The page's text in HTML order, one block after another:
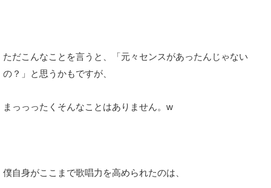
ただこんなことを言うと、「元々センスがあったんじゃない
の？」と思うかもですが、
まっっったくそんなことはありません。w
僕自身がここまで歌唱力を高められたのは、